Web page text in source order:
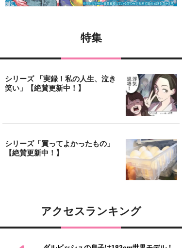
特集
シリーズ 「実録！私の人生、泣き
笑い」【絶賛更新中！】
シリーズ「買ってよかったもの」
【絶賛更新中！】
アクセスランキング